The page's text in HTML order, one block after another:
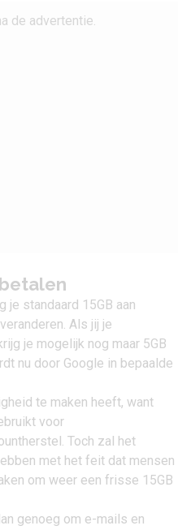
de advertentie.
je standaard 15GB aan
Als jij je
je mogelijk nog maar 5GB
nu door Google in bepaalde
te maken heeft, want
voor
Toch zal het
met het feit dat mensen
om weer een frisse 15GB
genoeg om e-mails en